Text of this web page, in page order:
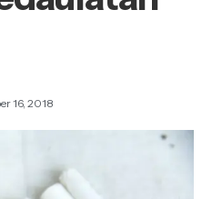
16, 2018